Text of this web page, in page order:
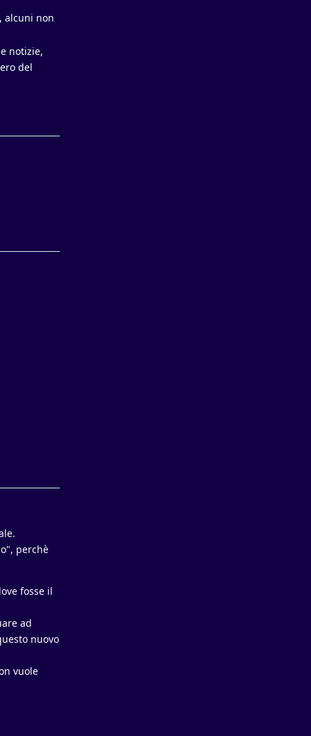
alcuni non
notizie,
del
perchè
fosse il
ad
nuovo
vuole